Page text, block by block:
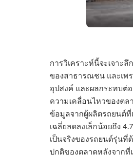
การวิเคราะห์นี้จะเจาะ
ของสาธารณชน และเพ
อุปสงค์ และผลกระทบต่
ความเคลื่อนไหวของต
ข้อมูลจากผู้ผลิตรถยนต์
เฉลี่ยลดลงเล็กน้อยถึง
เป็นจริงของรถยนต์รุ่นที่
ปกติของตลาดหลังจาก